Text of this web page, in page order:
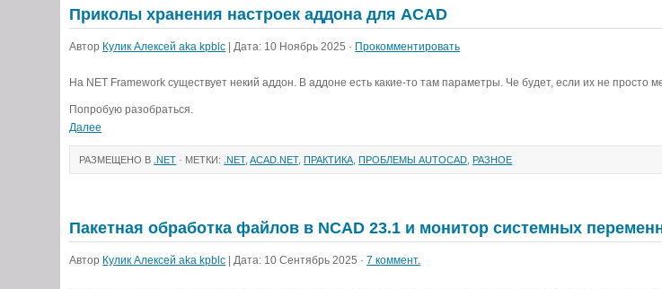
Приколы хранения настроек аддона для ACAD
Автор Кулик Алексей aka kpblc | Дата: 10 Ноябрь 2025 · Прокомментировать
На NET Framework существует некий аддон. В аддоне есть какие-то там параметры. Че будет, если их не просто
Попробую разобраться.
Далее
РАЗМЕЩЕНО В .NET · МЕТКИ: .NET,ACAD.NET,ПРАКТИКА ,ПРОБЛЕМЫ AUTOCAD ,РАЗНОЕ
Пакетная обработка файлов в NCAD 23.1 и монитор системных
Автор Кулик Алексей aka kpblc | Дата: 10 Сентябрь 2025 ·7 коммент.